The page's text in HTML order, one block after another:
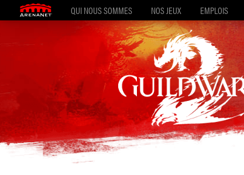
QUI NOUS SOMMES NOS JEUX EMPLOIS